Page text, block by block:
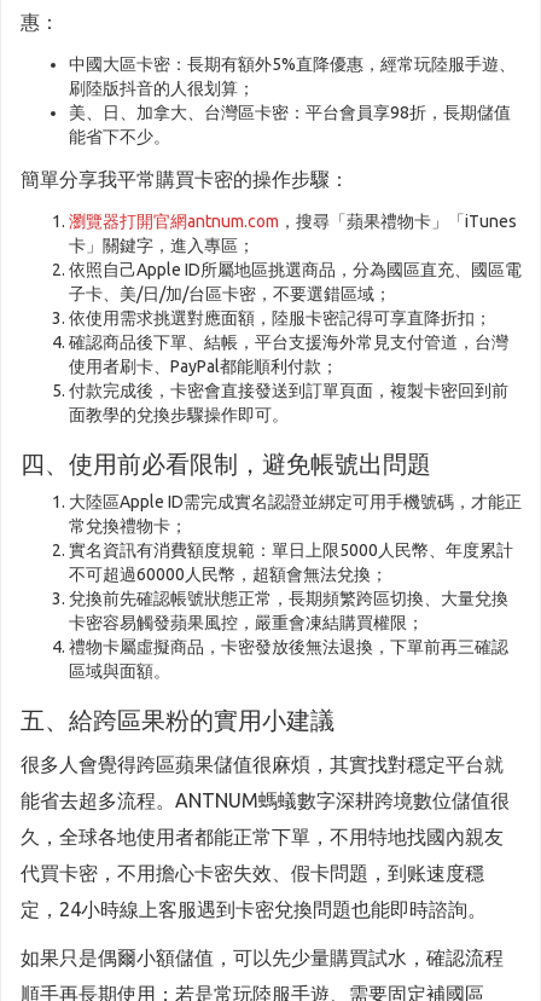
惠：
中國大區卡密：長期有額外5%直降優惠，經常玩陸服手遊、
刷陸版抖音的人很划算；
美、日、加拿大、台灣區卡密：平台會員享98折，長期儲值
能省下不少。
簡單分享我平常購買卡密的操作步驟：
瀏覽器打開官網antnum.com ，搜尋「蘋果禮物卡」「iTunes
卡」關鍵字，進入專區；
依照自己Apple ID所屬地區挑選商品，分為國區直充、國區電
子卡、美/日/加/台區卡密，不要選錯區域；
依使用需求挑選對應面額，陸服卡密記得可享直降折扣；
確認商品後下單、結帳，平台支援海外常見支付管道，台灣
使用者刷卡、PayPal都能順利付款；
付款完成後，卡密會直接發送到訂單頁面，複製卡密回到前
面教學的兌換步驟操作即可。
四、使用前必看限制，避免帳號出問題
大陸區Apple ID需完成實名認證並綁定可用手機號碼，才能正
常兌換禮物卡；
實名資訊有消費額度規範：單日上限5000人民幣、年度累計
不可超過60000人民幣，超額會無法兌換；
兌換前先確認帳號狀態正常，長期頻繁跨區切換、大量兌換
卡密容易觸發蘋果風控，嚴重會凍結購買權限；
禮物卡屬虛擬商品，卡密發放後無法退換，下單前再三確認
區域與面額。
五、給跨區果粉的實用小建議
很多人會覺得跨區蘋果儲值很麻煩，其實找對穩定平台就
能省去超多流程。ANTNUM螞蟻數字深耕跨境數位儲值很
久，全球各地使用者都能正常下單，不用特地找國內親友
代買卡密，不用擔心卡密失效、假卡問題，到账速度穩
定，24小時線上客服遇到卡密兌換問題也能即時諮詢。
如果只是偶爾小額儲值，可以先少量購買試水，確認流程
順手再長期使用；若是常玩陸服手遊、需要固定補國區